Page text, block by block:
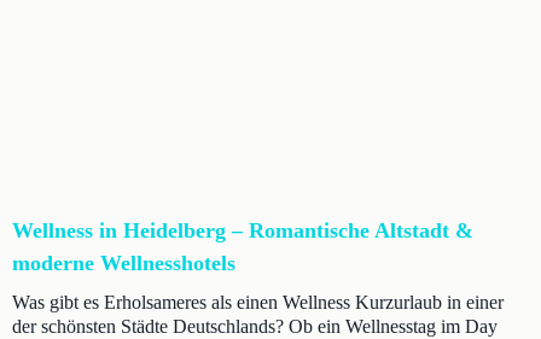
Wellness in Heidelberg – Romantische Altstadt &
moderne Wellnesshotels
Was gibt es Erholsameres als einen Wellness Kurzurlaub in einer
der schönsten Städte Deutschlands? Ob ein Wellnesstag im Day